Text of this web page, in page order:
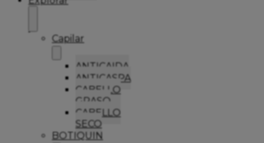
Capilar
ANTICAIDA
ANTICASPA
CABELLO
GRASO
CABELLO
SECO
BOTIQUIN